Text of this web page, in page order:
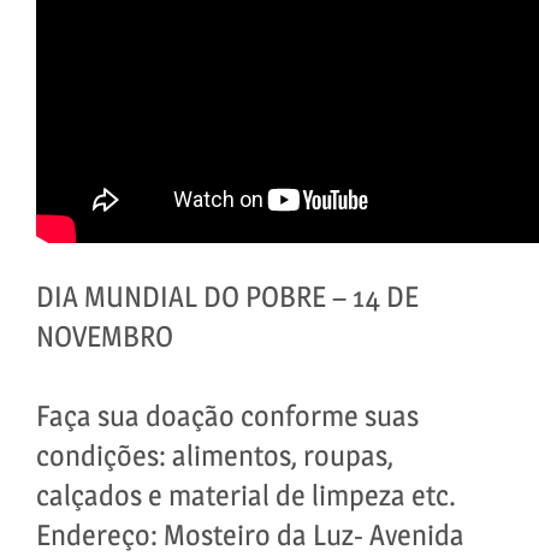
DIA MUNDIAL DO POBRE – 14 DE
NOVEMBRO
Faça sua doação conforme suas
condições: alimentos, roupas,
calçados e material de limpeza etc.
Endereço: Mosteiro da Luz- Avenida